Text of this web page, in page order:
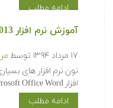
ادامه مطلب
آموزش نرم افزار Ms Word 2013
۱۷ مرداد ۱۳۹۴ توسط
نون نرم افزار های
افزار Microsoft Office Word یکی از بهترین…
ادامه مطلب